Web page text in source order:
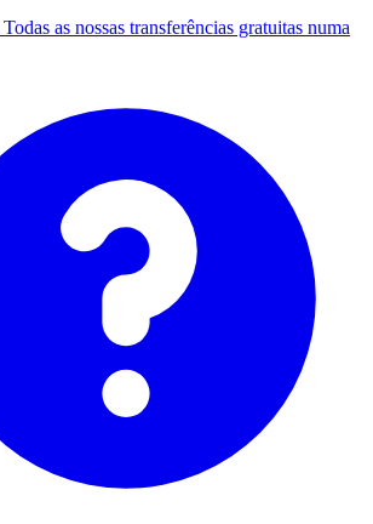
Todas as nossas transferências gratuitas numa